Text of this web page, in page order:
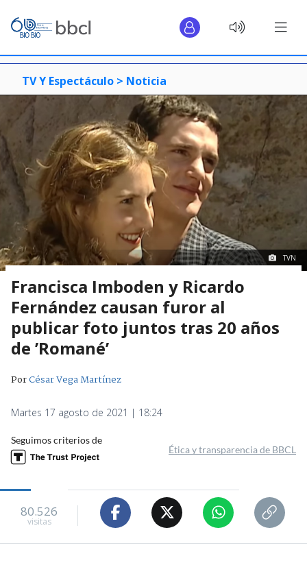
TV Y Espectáculo > Noticia
TVN
Francisca Imboden y Ricardo
Fernández causan furor al
publicar foto juntos tras 20 años
de ’Romané’
PorCésar Vega Martínez
Martes 17 agosto de 2021 | 18:24
Seguimos criterios de
Ética y transparencia de BBCL
80.526
visitas